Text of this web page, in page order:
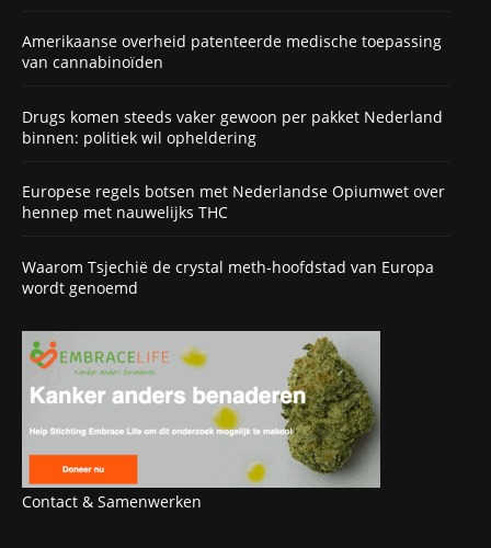
Amerikaanse overheid patenteerde medische toepassing
van cannabinoïden
Drugs komen steeds vaker gewoon per pakket Nederland
binnen: politiek wil opheldering
Europese regels botsen met Nederlandse Opiumwet over
hennep met nauwelijks THC
Waarom Tsjechië de crystal meth-hoofdstad van Europa
wordt genoemd
Contact & Samenwerken